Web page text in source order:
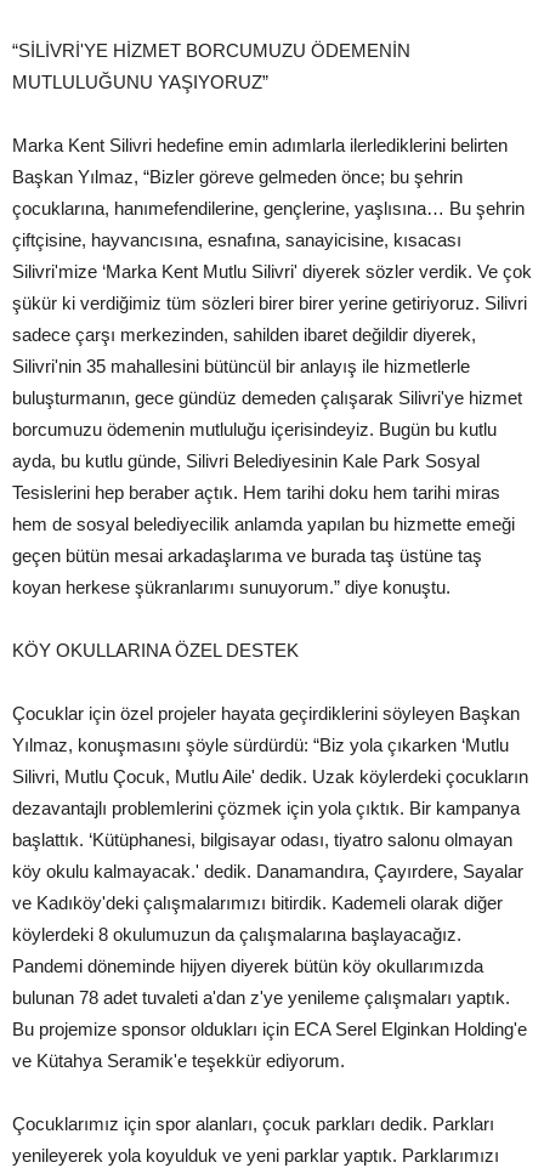
“SİLİVRİ'YE HİZMET BORCUMUZU ÖDEMENİN
MUTLULUĞUNU YAŞIYORUZ”
Marka Kent Silivri hedefine emin adımlarla ilerlediklerini belirten
Başkan Yılmaz, “Bizler göreve gelmeden önce; bu şehrin
çocuklarına, hanımefendilerine, gençlerine, yaşlısına… Bu şehrin
çiftçisine, hayvancısına, esnafına, sanayicisine, kısacası
Silivri'mize ‘Marka Kent Mutlu Silivri' diyerek sözler verdik. Ve çok
şükür ki verdiğimiz tüm sözleri birer birer yerine getiriyoruz. Silivri
sadece çarşı merkezinden, sahilden ibaret değildir diyerek,
Silivri'nin 35 mahallesini bütüncül bir anlayış ile hizmetlerle
buluşturmanın, gece gündüz demeden çalışarak Silivri'ye hizmet
borcumuzu ödemenin mutluluğu içerisindeyiz. Bugün bu kutlu
ayda, bu kutlu günde, Silivri Belediyesinin Kale Park Sosyal
Tesislerini hep beraber açtık. Hem tarihi doku hem tarihi miras
hem de sosyal belediyecilik anlamda yapılan bu hizmette emeği
geçen bütün mesai arkadaşlarıma ve burada taş üstüne taş
koyan herkese şükranlarımı sunuyorum.” diye konuştu.
KÖY OKULLARINA ÖZEL DESTEK
Çocuklar için özel projeler hayata geçirdiklerini söyleyen Başkan
Yılmaz, konuşmasını şöyle sürdürdü: “Biz yola çıkarken ‘Mutlu
Silivri, Mutlu Çocuk, Mutlu Aile' dedik. Uzak köylerdeki çocukların
dezavantajlı problemlerini çözmek için yola çıktık. Bir kampanya
başlattık. ‘Kütüphanesi, bilgisayar odası, tiyatro salonu olmayan
köy okulu kalmayacak.' dedik. Danamandıra, Çayırdere, Sayalar
ve Kadıköy'deki çalışmalarımızı bitirdik. Kademeli olarak diğer
köylerdeki 8 okulumuzun da çalışmalarına başlayacağız.
Pandemi döneminde hijyen diyerek bütün köy okullarımızda
bulunan 78 adet tuvaleti a'dan z'ye yenileme çalışmaları yaptık.
Bu projemize sponsor oldukları için ECA Serel Elginkan Holding'e
ve Kütahya Seramik'e teşekkür ediyorum.
Çocuklarımız için spor alanları, çocuk parkları dedik. Parkları
yenileyerek yola koyulduk ve yeni parklar yaptık. Parklarımızı